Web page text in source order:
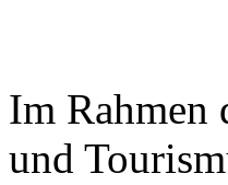
Im Rahmen
und